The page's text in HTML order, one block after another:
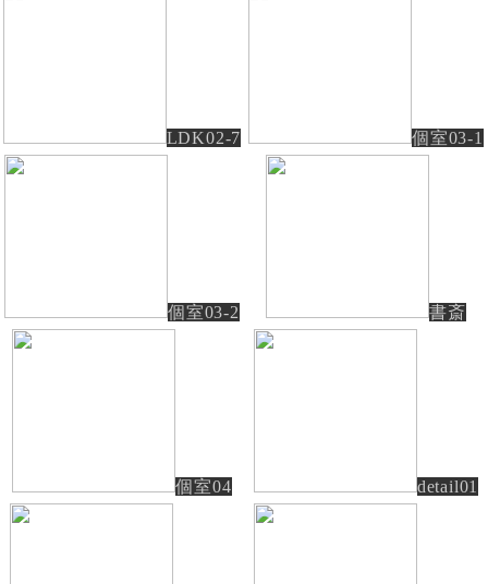
LDK02-7 個室03-1
個室03-2 書斎
個室04 detail01